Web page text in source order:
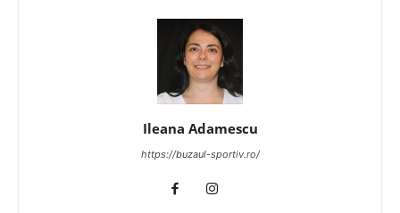
Ileana Adamescu
https://buzaul-sportiv.ro/